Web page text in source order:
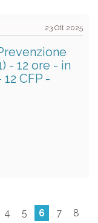
23 Ott 2025
- 12 ore - in
CFP -
4 5 6 7
8